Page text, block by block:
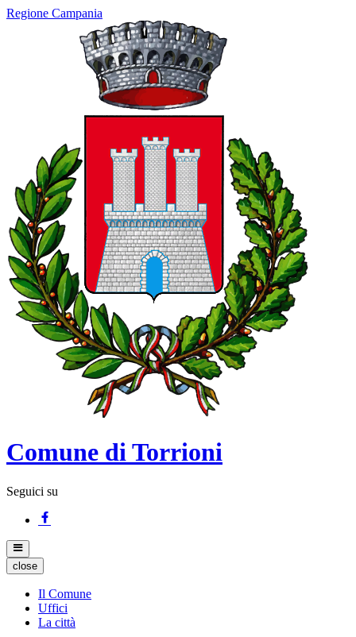
Regione Campania
Comune di Torrioni
Seguici su
close
Il Comune
Uffici
La città